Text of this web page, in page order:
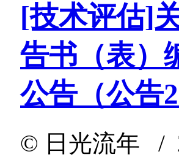
[技术评估]
告书（表）
公告（公告
© 日光流年 /